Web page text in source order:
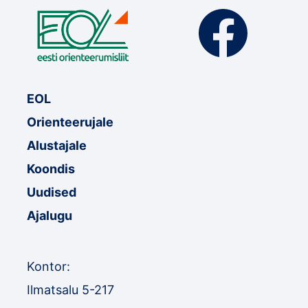
EOL
Orienteerujale
Alustajale
Koondis
Uudised
Ajalugu
Kontor:
Ilmatsalu 5-217